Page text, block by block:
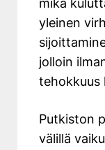
yleinen
jolloin
tehokkuus
Putkiston
välillä